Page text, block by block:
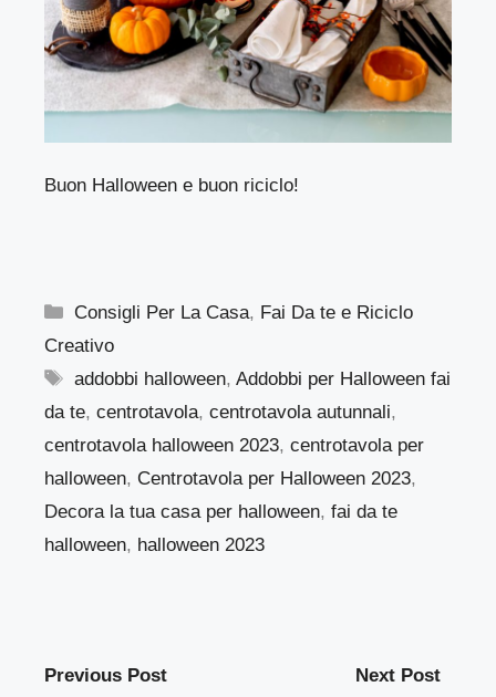
Buon Halloween e buon riciclo!
Categorie
Consigli Per La Casa, Fai Da te e Riciclo
Creativo
Tag
addobbi halloween,Addobbi per Halloween fai
da te, centrotavola, centrotavola autunnali,
centrotavola halloween 2023, centrotavola per
halloween, Centrotavola per Halloween 2023,
Decora la tua casa per halloween, fai da te
halloween, halloween 2023
Previous Post Next Post